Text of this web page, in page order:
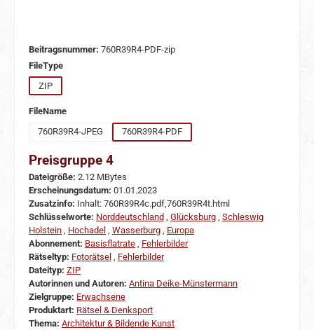
Beitragsnummer: 760R39R4-PDF-zip
FileTypeauswählen
ZIP
FileNameauswählen
760R39R4-JPEG
760R39R4-PDF
Preisgruppe 4
Dateigröße: 2.12 MBytes
Erscheinungsdatum: 01.01.2023
Zusatzinfo: Inhalt: 760R39R4c.pdf,760R39R4t.html
Schlüsselworte: Norddeutschland Glücksburg Schleswig
Holstein
Hochadel Wasserburg
Europa
Abonnement: Basisflatrate
Fehlerbilder
Rätseltyp: Fotorätsel
Fehlerbilder
Dateityp: ZIP
Autorinnen und Autoren: Antina Deike-Münstermann
Zielgruppe: Erwachsene
Produktart: Rätsel & Denksport
Thema: Architektur & Bildende Kunst